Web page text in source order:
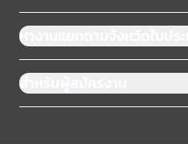
หางานแยกตามจังหวัดในประเ
สำหรับผู้สมัครงาน